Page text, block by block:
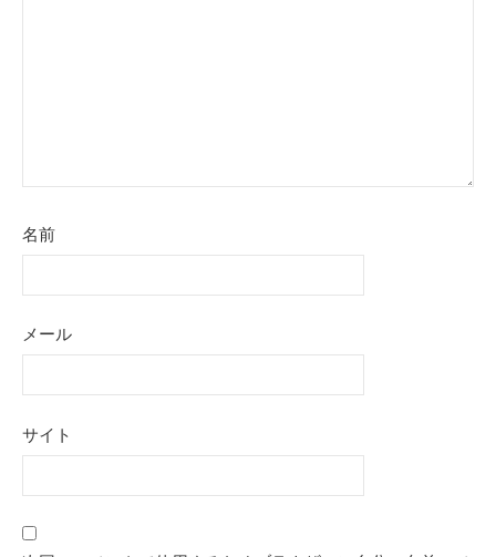
名前
メール
サイト